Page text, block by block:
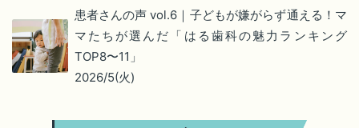
患者さんの声 vol.6｜子どもが嫌がらず通える！マ
マたちが選んだ「はる歯科の魅力ランキング
TOP8〜11」
2026/5(火)